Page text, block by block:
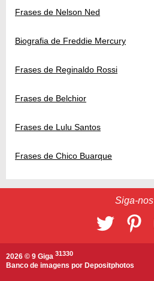
Frases de Nelson Ned
Biografia de Freddie Mercury
Frases de Reginaldo Rossi
Frases de Belchior
Frases de Lulu Santos
Frases de Chico Buarque
Siga-nos
2026 © 9 Giga 31330
Banco de imagens por Depositphotos